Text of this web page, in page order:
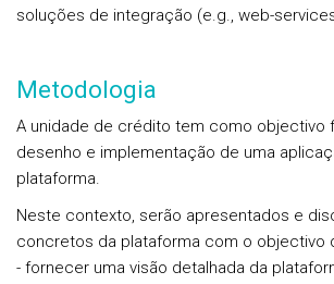
soluções de integração (e.g., web-
Metodologia
A unidade de crédito tem como objectivo
desenho e implementação de uma
plataforma.
Neste contexto, serão apresentados e
concretos da plataforma com o objectivo
- fornecer uma visão detalhada da